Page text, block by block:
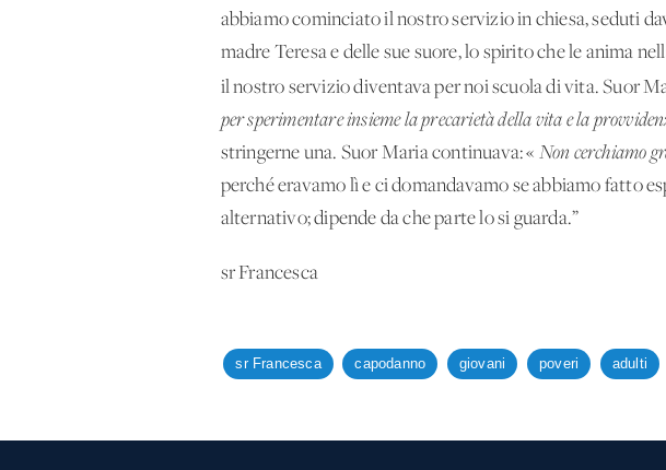
abbiamo cominciato il nostro servizio in chiesa, seduti
madre Teresa e delle sue suore, lo spirito che le anima
il nostro servizio diventava per noi scuola di vita. Suor
per sperimentare insieme la precarietà della vita e la
stringerne una. Suor Maria continuava: « Non cerchiamo
perché eravamo lì e ci domandavamo se abbiamo fatto
alternativo; dipende da che parte lo si guarda.”
sr Francesca
sr Francesca capodanno giovani poveri adulti